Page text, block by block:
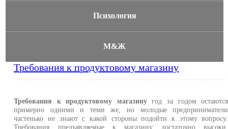
Психология
М&Ж
Требования к продуктовому магазину
Требования к продуктовому магазинугод за годом остаются
примерно одними и теми же, но молодые предприниматели
частенько не знают с какой стороны подойти к этому вопросу.
Требования предъявляемые к магазину достаточно высоки,